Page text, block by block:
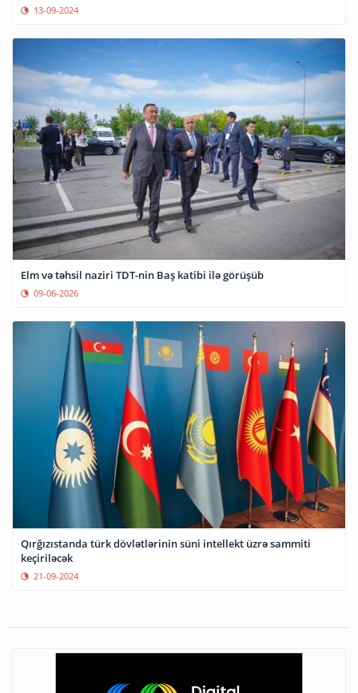
13-09-2024
Elm və təhsil naziri TDT-nin Baş katibi ilə görüşüb
09-06-2026
Qırğızıstanda türk dövlətlərinin süni intellekt üzrə sammiti
keçiriləcək
21-09-2024